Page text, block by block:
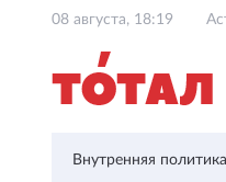
08 августа, 18:19
Внутренняя политика